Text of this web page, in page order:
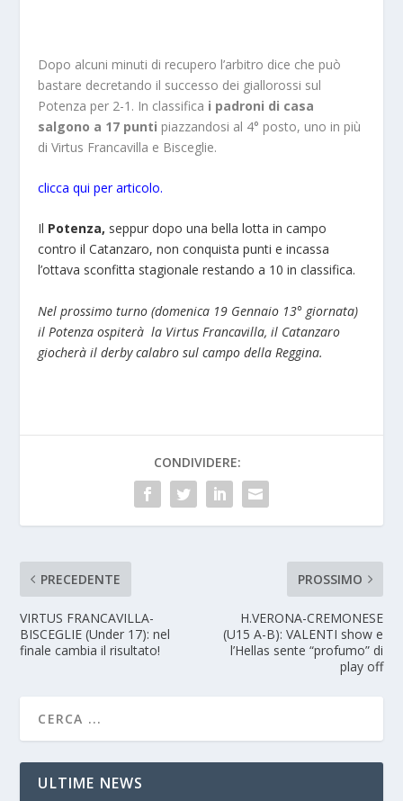
Dopo alcuni minuti di recupero l’arbitro dice che può
bastare decretando il successo dei giallorossi sul
Potenza per 2-1. In classifica i padroni di casa
salgono a 17 punti piazzandosi al 4° posto, uno in più
di Virtus Francavilla e Bisceglie.
clicca qui per articolo.
Il Potenza, seppur dopo una bella lotta in campo
contro il Catanzaro, non conquista punti e incassa
l’ottava sconfitta stagionale restando a 10 in classifica.
Nel prossimo turno (domenica 19 Gennaio 13° giornata)
il Potenza ospiterà la Virtus Francavilla, il Catanzaro
giocherà il derby calabro sul campo della Reggina.
CONDIVIDERE:
PRECEDENTE
VIRTUS FRANCAVILLA-
BISCEGLIE (Under 17): nel
finale cambia il risultato!
PROSSIMO
H.VERONA-CREMONESE
(U15 A-B): VALENTI show e
l’Hellas sente “profumo” di
play off
ULTIME NEWS